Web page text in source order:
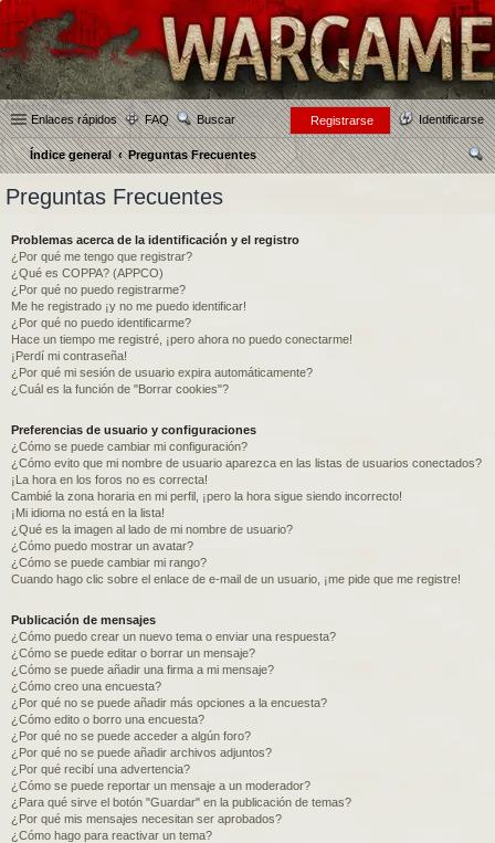
Enlaces rápidos FAQ Buscar Identificarse
Registrarse
Índice general
Preguntas Frecuentes
Preguntas Frecuentes
Problemas acerca de la identificación y el registro
¿Por qué me tengo que registrar?
¿Qué es COPPA? (APPCO)
¿Por qué no puedo registrarme?
Me he registrado ¡y no me puedo identificar!
¿Por qué no puedo identificarme?
Hace un tiempo me registré, ¡pero ahora no puedo conectarme!
¡Perdí mi contraseña!
¿Por qué mi sesión de usuario expira automáticamente?
¿Cuál es la función de "Borrar cookies"?
Preferencias de usuario y configuraciones
¿Cómo se puede cambiar mi configuración?
¿Cómo evito que mi nombre de usuario aparezca en las listas de usuarios conectados?
¡La hora en los foros no es correcta!
Cambié la zona horaria en mi perfil, ¡pero la hora sigue siendo incorrecto!
¡Mi idioma no está en la lista!
¿Qué es la imagen al lado de mi nombre de usuario?
¿Cómo puedo mostrar un avatar?
¿Cómo se puede cambiar mi rango?
Cuando hago clic sobre el enlace de e-mail de un usuario, ¡me pide que me registre!
Publicación de mensajes
¿Cómo puedo crear un nuevo tema o enviar una respuesta?
¿Cómo se puede editar o borrar un mensaje?
¿Cómo se puede añadir una firma a mi mensaje?
¿Cómo creo una encuesta?
¿Por qué no se puede añadir más opciones a la encuesta?
¿Cómo edito o borro una encuesta?
¿Por qué no se puede acceder a algún foro?
¿Por qué no se puede añadir archivos adjuntos?
¿Por qué recibí una advertencia?
¿Cómo se puede reportar un mensaje a un moderador?
¿Para qué sirve el botón "Guardar" en la publicación de temas?
¿Por qué mis mensajes necesitan ser aprobados?
¿Cómo hago para reactivar un tema?